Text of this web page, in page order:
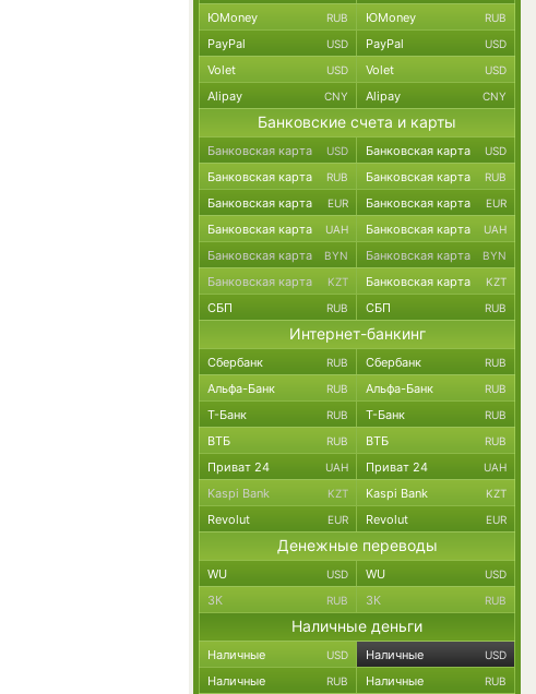
ЮMoney RUB ЮMoney RUB
PayPal USD PayPal USD
Volet USD Volet USD
Alipay CNY Alipay CNY
Банковские счета и карты
Банковская карта USD Банковская карта USD
Банковская карта RUB Банковская карта RUB
Банковская карта EUR Банковская карта EUR
Банковская карта UAH Банковская карта UAH
Банковская карта BYN Банковская карта BYN
Банковская карта KZT Банковская карта KZT
СБП RUB СБП RUB
Интернет-банкинг
Сбербанк RUB Сбербанк RUB
Альфа-Банк RUB Альфа-Банк RUB
Т-Банк RUB Т-Банк RUB
ВТБ RUB ВТБ RUB
Приват 24 UAH Приват 24 UAH
Kaspi Bank KZT Kaspi Bank KZT
Revolut EUR Revolut EUR
Денежные переводы
WU USD WU USD
ЗК RUB ЗК RUB
Наличные деньги
Наличные USD Наличные USD
Наличные RUB Наличные RUB